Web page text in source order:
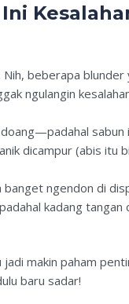
Nih, beberapa
ngulangin
doang—padahal sabun
dicampur (abis itu
banget ngendon di
kadang tangan
makin paham
baru sadar!